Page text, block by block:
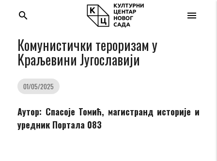
menu
search
Комунистички тероризам у
Kраљевини Jугославији
01/05/2025
Аутор: Спасоје Томић, магистранд историје и
уредник Портала 083